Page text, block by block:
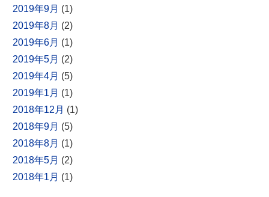
2019年9月 (1)
2019年8月 (2)
2019年6月 (1)
2019年5月 (2)
2019年4月 (5)
2019年1月 (1)
2018年12月 (1)
2018年9月 (5)
2018年8月 (1)
2018年5月 (2)
2018年1月 (1)